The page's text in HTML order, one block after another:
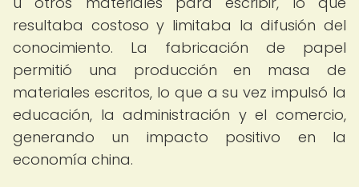
resultaba costoso y limitaba la difusión del
conocimiento. La fabricación de papel
permitió una producción en masa de
materiales escritos, lo que a su vez impulsó la
educación, la administración y el comercio,
generando un impacto positivo en la
economía china.